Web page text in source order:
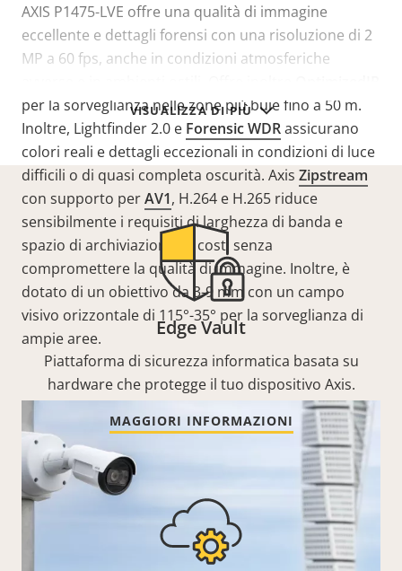
VISUALIZZA DI PIÙ
AXIS P1475-LVE offre una qualità di immagine
eccellente e dettagli forensi con una risoluzione di 2
MP a 60 fps, anche in condizioni atmosferiche
per la sorveglianza nelle zone più buie fino a 50 m.
Inoltre, Lightfinder 2.0 e Forensic WDRassicurano
colori reali e dettagli eccezionali in condizioni di luce
difficili o di quasi completa oscurità. Axis Zipstream
con supporto perAV1, H.264 e H.265 riduce
sensibilmente i requisiti di larghezza di banda e
spazio di archiviazione e i costi senza
compromettere la qualità di immagine. Inoltre, è
dotato di un obiettivo da 3-9 mm con un campo
visivo orizzontale di 115°-35° per la sorveglianza di
ampie aree.
Edge Vault
Piattaforma di sicurezza informatica basata su
hardware che protegge il tuo dispositivo Axis.
MAGGIORI INFORMAZIONI